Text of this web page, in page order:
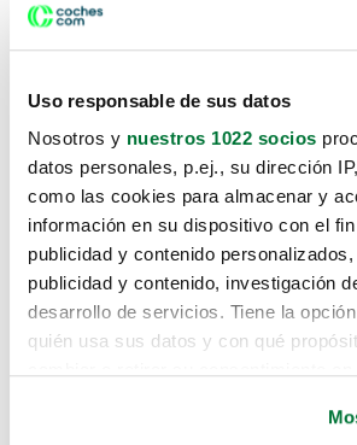
Uso responsable de sus datos
Nosotros y nuestros 1022 socios
datos personales, p.ej., su dirección
como las cookies para almacenar y
información en su dispositivo con el
publicidad y contenido
publicidad y contenido, investigación
desarrollo de servicios. Tiene la
quién usa sus datos y con qué
Lo sentimos, no
te hemos traido
Pero puedes encontrar el coche
buscando en alguno de estos